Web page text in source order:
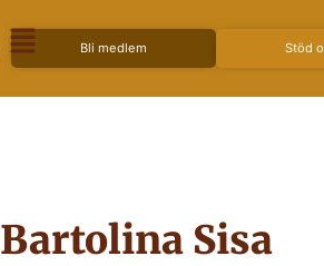
Bli medlem Stöd
Bartolina Sisa